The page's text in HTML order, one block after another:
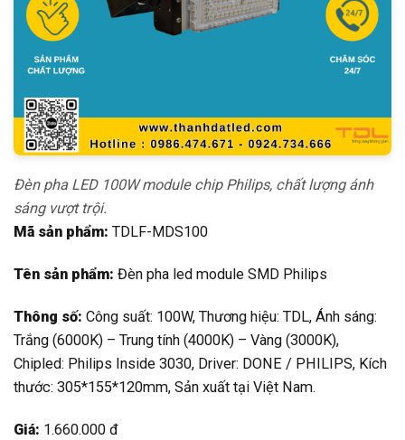
Đèn pha LED 100W module chip Philips, chất lượng ánh
sáng vượt trội.
Mã sản phẩm: TDLF-MDS100
Tên sản phẩm: Đèn pha led module SMD Philips
Thông số: Công suất: 100W, Thương hiệu: TDL, Ánh sáng:
Trắng (6000K) – Trung tính (4000K) – Vàng (3000K),
Chipled: Philips Inside 3030, Driver: DONE / PHILIPS, Kích
thước: 305*155*120mm, Sản xuất tại Việt Nam.
Giá: 1.660.000 đ